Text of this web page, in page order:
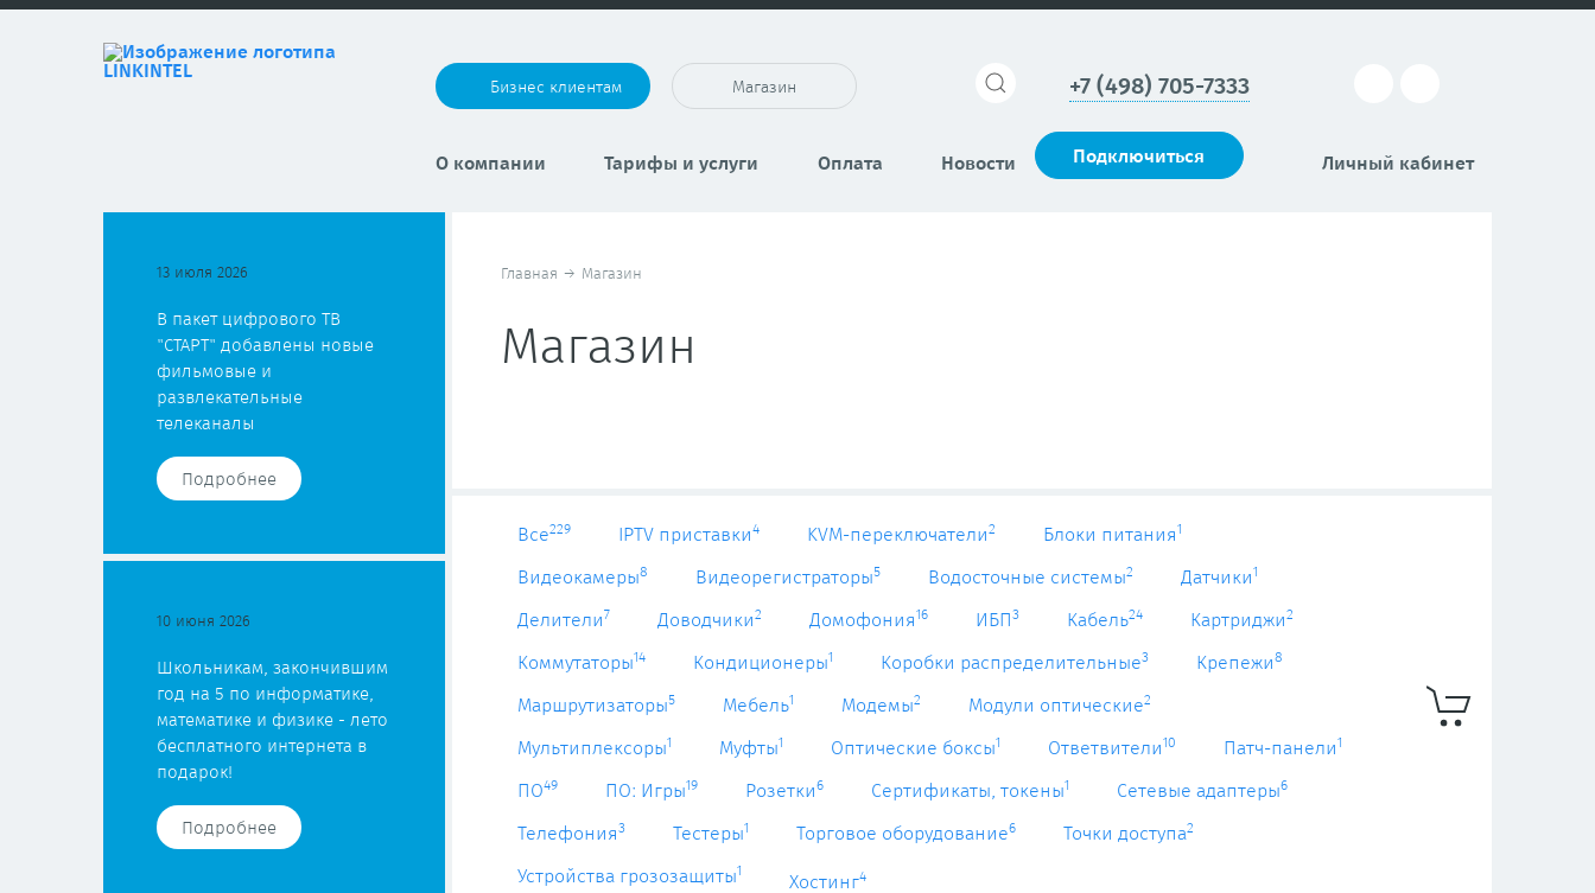
Бизнес клиентам Магазин
О компании Тарифы и услуги Оплата Новости
+7 (498) 705-7333
Подключиться Личный кабинет
13 июля 2026
В пакет цифрового ТВ
"СТАРТ" добавлены новые
фильмовые и
развлекательные
телеканалы
Подробнее
10 июня 2026
Школьникам, закончившим
год на 5 по информатике,
математике и физике - лето
бесплатного интернета в
подарок!
Подробнее
Главная → Магазин
Магазин
Все229 IPTV приставки4 KVM-переключатели2 Блоки питания1
Видеокамеры8 Видеорегистраторы5 Водосточные системы2 Датчики1
Делители7 Доводчики2 Домофония16 ИБП 3 Кабель24 Картриджи2
Коммутаторы14 Кондиционеры1 Коробки распределительные3 Крепежи8
Маршрутизаторы5 Мебель1 Модемы2 Модули оптические2
Мультиплексоры1 Муфты1 Оптические боксы1 Ответвители10 Патч-панели1
ПО49 ПО: Игры19 Розетки6 Сертификаты, токены1 Сетевые адаптеры6
Телефония3 Тестеры1 Торговое оборудование6 Точки доступа2
Устройства грозозащиты1
Хостинг4